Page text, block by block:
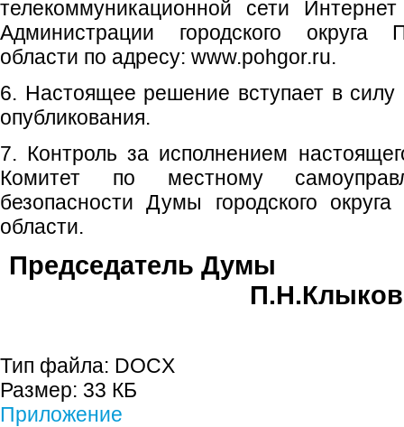
телекоммуникационной сети
Администрации городского округа
области по адресу: www.pohgor.ru.
6. Настоящее решение вступает в силу
опубликования.
7. Контроль за исполнением
Комитет по местному
безопасности Думы городского
области.
П.Н.Клыков
Тип файла: DOCX
Размер: 33 КБ
Приложение